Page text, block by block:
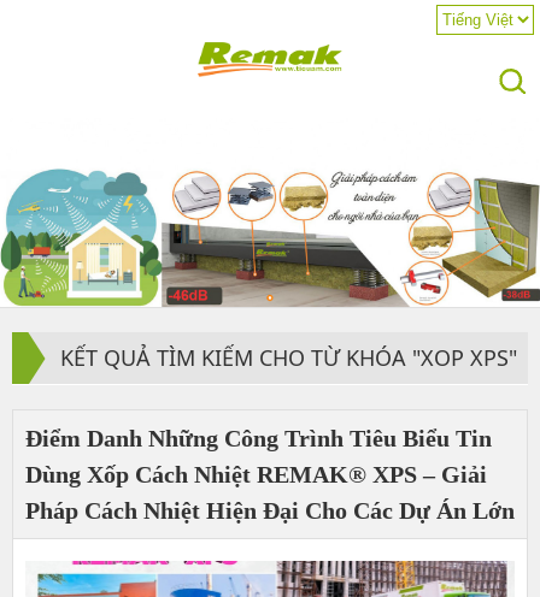
KẾT QUẢ TÌM KIẾM CHO TỪ KHÓA "XOP XPS"
Điểm Danh Những Công Trình Tiêu Biểu Tin
Dùng Xốp Cách Nhiệt REMAK® XPS – Giải
Pháp Cách Nhiệt Hiện Đại Cho Các Dự Án Lớn